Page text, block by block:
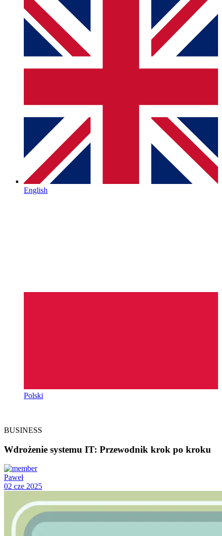
English
Polski
BUSINESS
Wdrożenie systemu IT: Przewodnik krok po kroku
Paweł
02 cze 2025